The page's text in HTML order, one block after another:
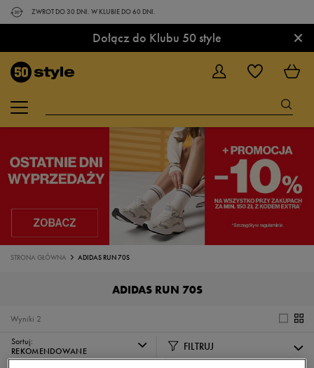
ZWROT DO 30 DNI. W KLUBIE DO 60 DNI.
Dołącz do Klubu 50 style ×
STRONA GŁÓWNA ADIDAS RUN 70S
ADIDAS RUN 70S
2
Wyniki
Sortuj:
REKOMENDOWANE
FILTRUJ
Pokaż